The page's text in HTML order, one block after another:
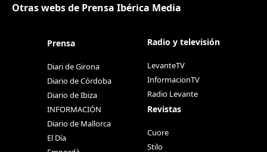
Otras webs de Prensa Ibérica Media
Prensa
Diari de Girona
Diario de Córdoba
Diario de Ibiza
INFORMACIÓN
Diario de Mallorca
El Día
Radio y televisión
LevanteTV
InformacionTV
Radio Levante
Revistas
Cuore
Stilo